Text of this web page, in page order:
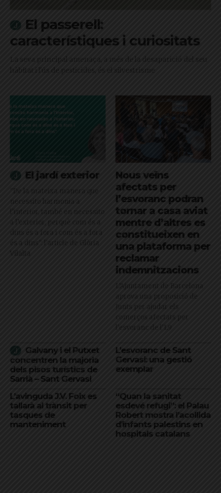
El passerell:
característiques i curiositats
La seva principal amenaça, a més de la desaparició del seu
hàbitat i l'ús de pesticides, és el silvestrisme
El jardí exterior
"De la mateixa manera que
necessito harmonia a
l’interior, també en necessito
a l’exterior, perquè com és a
dins és a fora i com és a fora
és a dins": l'article de Glòria
Vilalta
Nous veïns
afectats per
l’esvoranc podran
tornar a casa aviat
mentre d’altres es
constitueixen en
una plataforma per
reclamar
indemnitzacions
L’Ajuntament de Barcelona
aprova una proposició de
Junts per ajudar els
comerços afectats per
l'esvoranc de l'L9
Galvany i el Putxet
concentren la majoria
dels pisos turístics de
Sarrià – Sant Gervasi
L’esvoranc de Sant
Gervasi: una gestió
exemplar
L’avinguda J.V. Foix es
tallarà al trànsit per
tasques de
manteniment
“Quan la sanitat
esdevé refugi”: el Palau
Robert mostra l’acollida
d’infants palestins en
hospitals catalans